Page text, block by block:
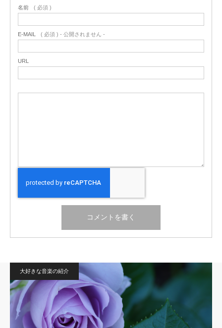
名前 ( 必須 )
E-MAIL ( 必須 ) - 公開されません -
URL
大好きな音楽の紹介